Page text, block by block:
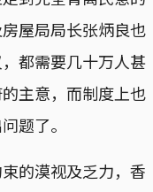
屋局局长张炳良也
都需要几十万人甚
主意，而制度上也
题了。
的漠视及乏力，香